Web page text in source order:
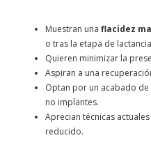
Muestran una flacidez
o tras la etapa de
Quieren minimizar la
Aspiran a una
Optan por un acabado
no implantes.
Aprecian técnicas
reducido.